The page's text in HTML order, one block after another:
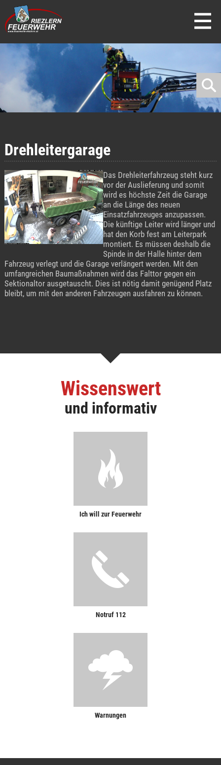
direkt zur Navigation
direkt zum Inhalt
Drehleitergarage
Das Drehleiterfahrzeug steht kurz
vor der Auslieferung und somit
wird es höchste Zeit die Garage
an die Länge des neuen
Einsatzfahrzeuges anzupassen.
Die künftige Leiter wird länger und
hat den Korb fest am Leiterpark
montiert. Es müssen deshalb die
Spinde in der Halle hinter dem
Fahrzeug verlegt und die Garage verlängert werden. Mit den
umfangreichen Baumaßnahmen wird das Falttor gegen ein
Sektionaltor ausgetauscht. Dies ist nötig damit genügend Platz
bleibt, um mit den anderen Fahrzeugen ausfahren zu können.
Wissenswert
und informativ
Ich will zur Feuerwehr
Notruf 112
Warnungen